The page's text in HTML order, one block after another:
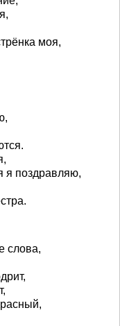
моя,
я поздравляю,
слова,